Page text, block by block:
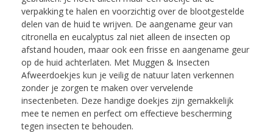
verpakking te halen en voorzichtig over de blootgestelde
delen van de huid te wrijven. De aangename geur van
citronella en eucalyptus zal niet alleen de insecten op
afstand houden, maar ook een frisse en aangename geur
op de huid achterlaten. Met Muggen & Insecten
Afweerdoekjes kun je veilig de natuur laten verkennen
zonder je zorgen te maken over vervelende
insectenbeten. Deze handige doekjes zijn gemakkelijk
mee te nemen en perfect om effectieve bescherming
tegen insecten te behouden.